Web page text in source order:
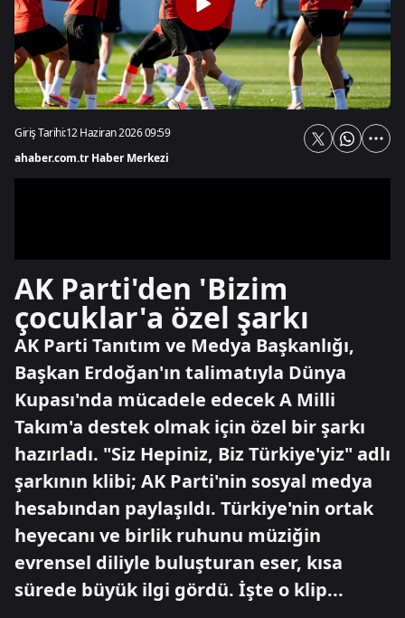
Giriş Tarihi:12 Haziran 2026 09:59
ahaber.com.tr Haber Merkezi
AK Parti'den 'Bizim
çocuklar'a özel şarkı
AK Parti Tanıtım ve Medya Başkanlığı,
Başkan Erdoğan'ın talimatıyla Dünya
Kupası'nda mücadele edecek A Milli
Takım'a destek olmak için özel bir şarkı
hazırladı. "Siz Hepiniz, Biz Türkiye'yiz" adlı
şarkının klibi; AK Parti'nin sosyal medya
hesabından paylaşıldı. Türkiye'nin ortak
heyecanı ve birlik ruhunu müziğin
evrensel diliyle buluşturan eser, kısa
sürede büyük ilgi gördü. İşte o klip...